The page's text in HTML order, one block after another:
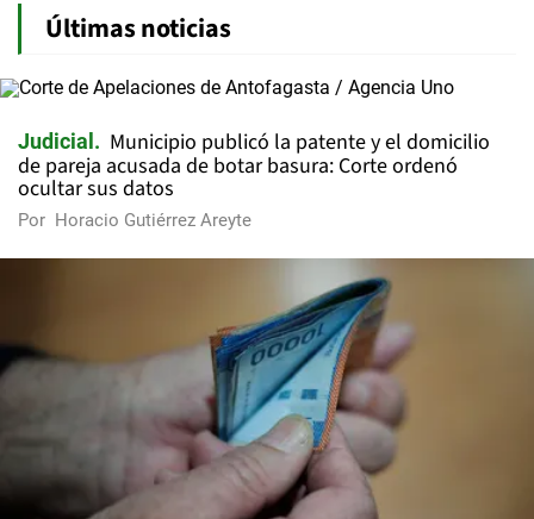
Últimas noticias
Judicial
Municipio publicó la patente y el domicilio
de pareja acusada de botar basura: Corte ordenó
ocultar sus datos
Por Horacio Gutiérrez Areyte